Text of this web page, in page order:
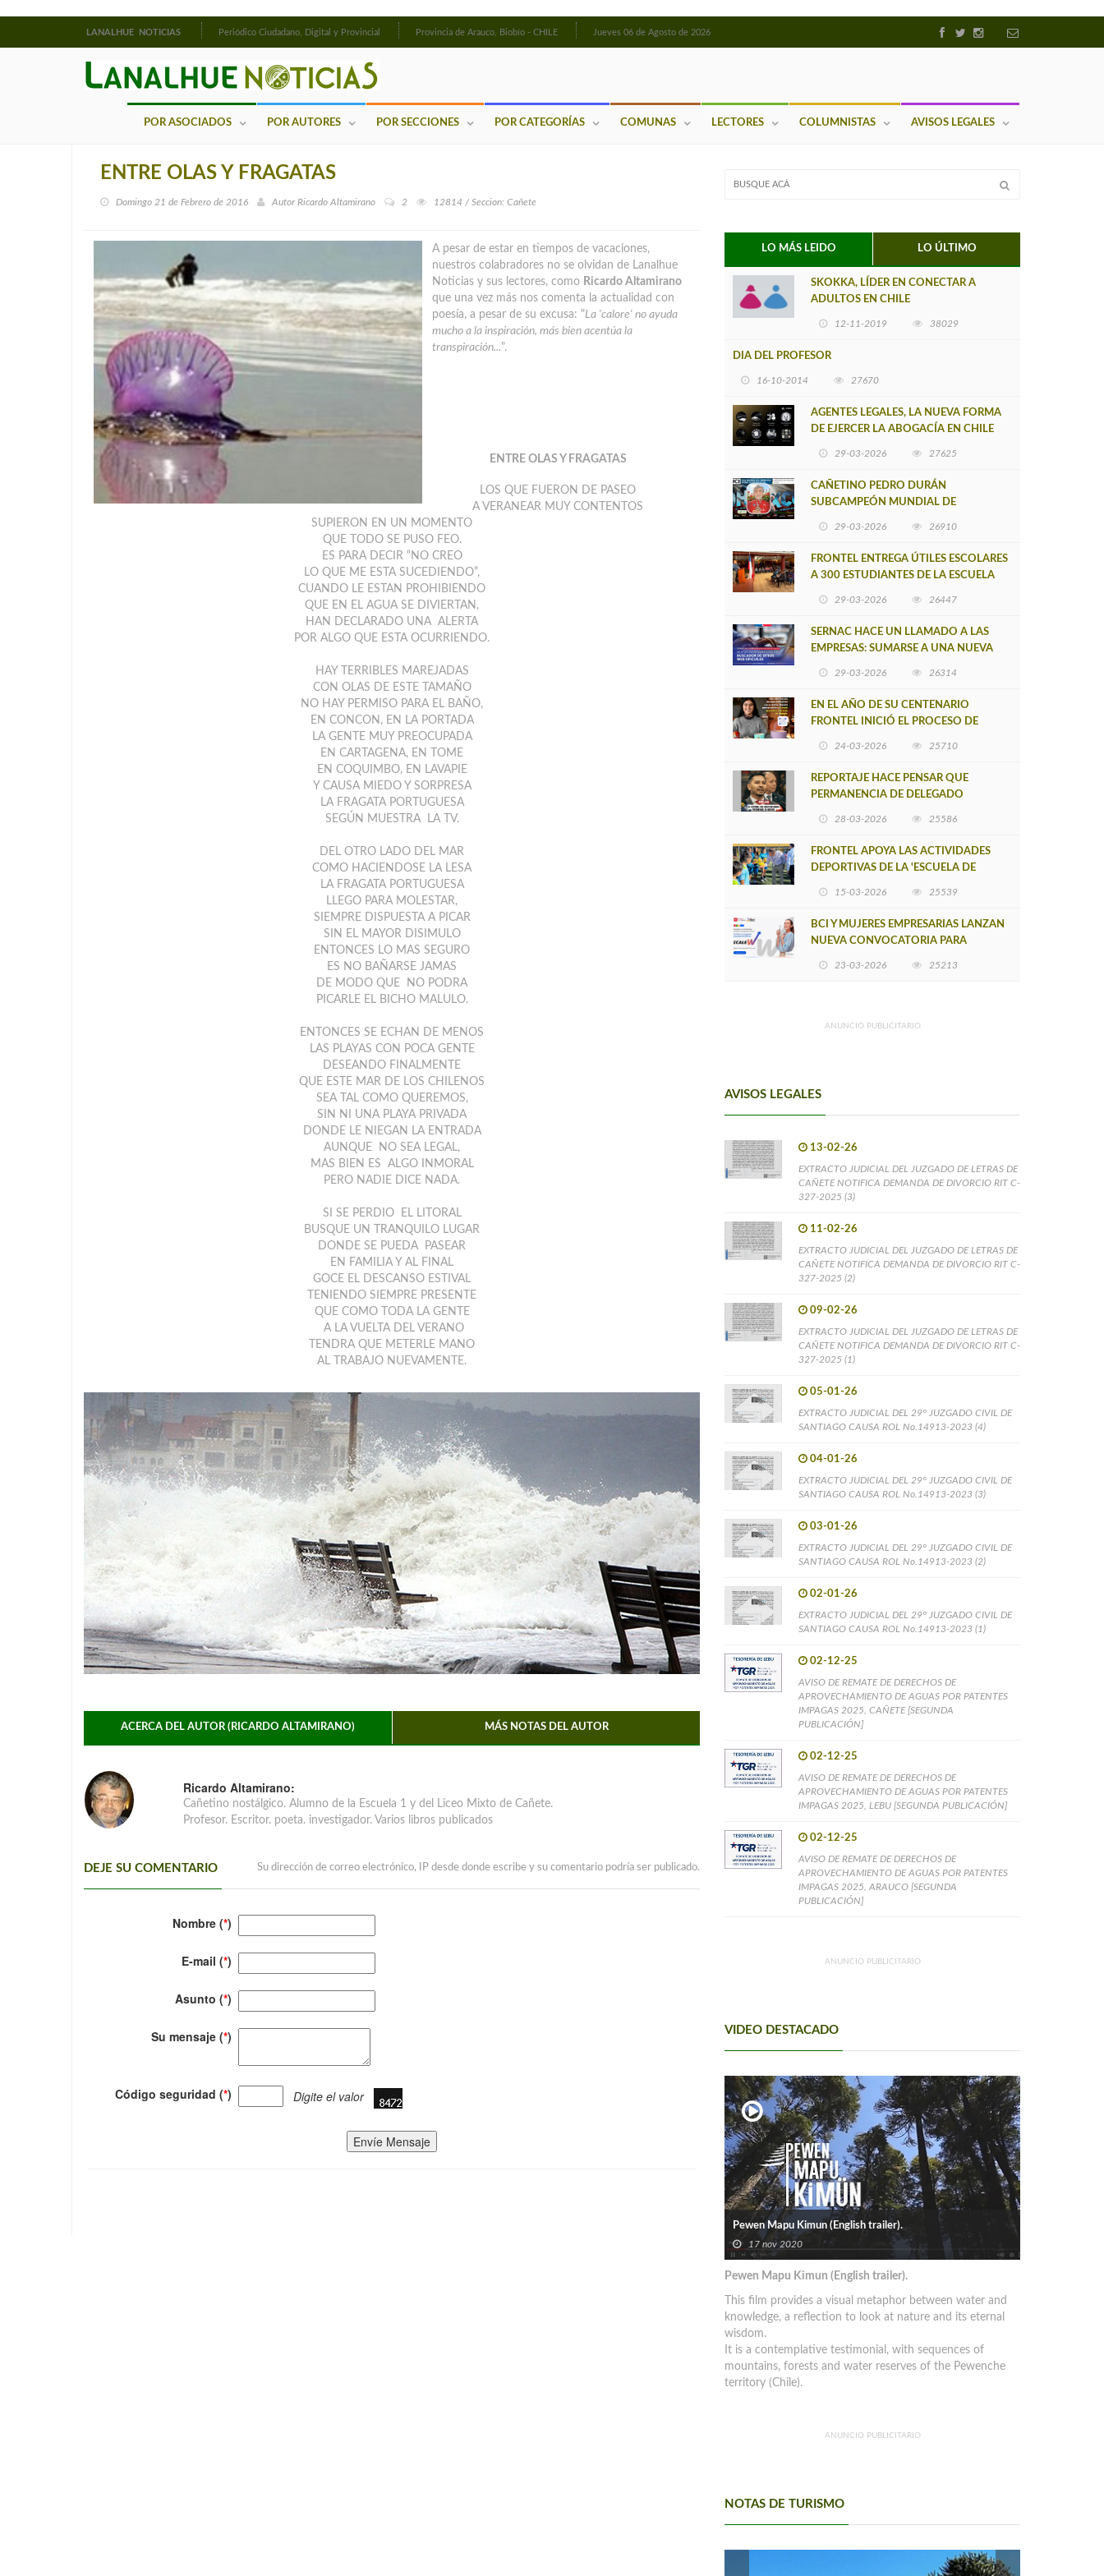
LANALHUE NOTICIAS Periódico Ciudadano, Digital y Provincial Provincia de Arauco, Biobío - CHILE Jueves 06 de Agosto de 2026
POR ASOCIADOS POR AUTORES POR SECCIONES POR CATEGORÍAS COMUNAS LECTORES COLUMNISTAS AVISOS LEGALES
ENTRE OLAS Y FRAGATAS
Domingo 21 de Febrero de 2016 Autor Ricardo Altamirano 2 12814 / Seccion: Cañete
A pesar de estar en tiempos de vacaciones,
nuestros colabradores no se olvidan de Lanalhue
Noticias y sus lectores, como Ricardo Altamirano
que una vez más nos comenta la actualidad con
poesía, a pesar de su excusa: "La 'calore' no ayuda
mucho a la inspiración, más bien acentúa la
transpiración...".
ENTRE OLAS Y FRAGATAS
LOS QUE FUERON DE PASEO
A VERANEAR MUY CONTENTOS
SUPIERON EN UN MOMENTO
QUE TODO SE PUSO FEO.
ES PARA DECIR “NO CREO
LO QUE ME ESTA SUCEDIENDO”,
CUANDO LE ESTAN PROHIBIENDO
QUE EN EL AGUA SE DIVIERTAN,
HAN DECLARADO UNA ALERTA
POR ALGO QUE ESTA OCURRIENDO.
HAY TERRIBLES MAREJADAS
CON OLAS DE ESTE TAMAÑO
NO HAY PERMISO PARA EL BAÑO,
EN CONCON, EN LA PORTADA
LA GENTE MUY PREOCUPADA
EN CARTAGENA, EN TOME
EN COQUIMBO, EN LAVAPIE
Y CAUSA MIEDO Y SORPRESA
LA FRAGATA PORTUGUESA
SEGÚN MUESTRA LA TV.
DEL OTRO LADO DEL MAR
COMO HACIENDOSE LA LESA
LA FRAGATA PORTUGUESA
LLEGO PARA MOLESTAR,
SIEMPRE DISPUESTA A PICAR
SIN EL MAYOR DISIMULO
ENTONCES LO MAS SEGURO
ES NO BAÑARSE JAMAS
DE MODO QUE NO PODRA
PICARLE EL BICHO MALULO.
ENTONCES SE ECHAN DE MENOS
LAS PLAYAS CON POCA GENTE
DESEANDO FINALMENTE
QUE ESTE MAR DE LOS CHILENOS
SEA TAL COMO QUEREMOS,
SIN NI UNA PLAYA PRIVADA
DONDE LE NIEGAN LA ENTRADA
AUNQUE NO SEA LEGAL,
MAS BIEN ES ALGO INMORAL
PERO NADIE DICE NADA.
SI SE PERDIO EL LITORAL
BUSQUE UN TRANQUILO LUGAR
DONDE SE PUEDA PASEAR
EN FAMILIA Y AL FINAL
GOCE EL DESCANSO ESTIVAL
TENIENDO SIEMPRE PRESENTE
QUE COMO TODA LA GENTE
A LA VUELTA DEL VERANO
TENDRA QUE METERLE MANO
AL TRABAJO NUEVAMENTE.
ACERCA DEL AUTOR (RICARDO ALTAMIRANO) MÁS NOTAS DEL AUTOR
Ricardo Altamirano:
Cañetino nostálgico. Alumno de la Escuela 1 y del Liceo Mixto de Cañete.
Profesor. Escritor. poeta. investigador. Varios libros publicados
DEJE SU COMENTARIO Su dirección de correo electrónico, IP desde donde escribe y su comentario podría ser publicado.
Nombre (*)
E-mail (*)
Asunto (*)
Su mensaje (*)
Código seguridad (*) Digite el valor
Envíe Mensaje
LO MÁS LEIDO LO ÚLTIMO
SKOKKA, LÍDER EN CONECTAR A
ADULTOS EN CHILE
12-11-2019 38029
DIA DEL PROFESOR
16-10-2014 27670
AGENTES LEGALES, LA NUEVA FORMA
DE EJERCER LA ABOGACÍA EN CHILE
29-03-2026 27625
CAÑETINO PEDRO DURÁN
SUBCAMPEÓN MUNDIAL DE
29-03-2026 26910
FRONTEL ENTREGA ÚTILES ESCOLARES
A 300 ESTUDIANTES DE LA ESCUELA
29-03-2026 26447
SERNAC HACE UN LLAMADO A LAS
EMPRESAS: SUMARSE A UNA NUEVA
29-03-2026 26314
EN EL AÑO DE SU CENTENARIO
FRONTEL INICIÓ EL PROCESO DE
24-03-2026 25710
REPORTAJE HACE PENSAR QUE
PERMANENCIA DE DELEGADO
28-03-2026 25586
FRONTEL APOYA LAS ACTIVIDADES
DEPORTIVAS DE LA 'ESCUELA DE
15-03-2026 25539
BCI Y MUJERES EMPRESARIAS LANZAN
NUEVA CONVOCATORIA PARA
23-03-2026 25213
ANUNCIO PUBLICITARIO
AVISOS LEGALES
13-02-26
EXTRACTO JUDICIAL DEL JUZGADO DE LETRAS DE
CAÑETE NOTIFICA DEMANDA DE DIVORCIO RIT C-
327-2025 (3)
11-02-26
EXTRACTO JUDICIAL DEL JUZGADO DE LETRAS DE
CAÑETE NOTIFICA DEMANDA DE DIVORCIO RIT C-
327-2025 (2)
09-02-26
EXTRACTO JUDICIAL DEL JUZGADO DE LETRAS DE
CAÑETE NOTIFICA DEMANDA DE DIVORCIO RIT C-
327-2025 (1)
05-01-26
EXTRACTO JUDICIAL DEL 29° JUZGADO CIVIL DE
SANTIAGO CAUSA ROL No.14913-2023 (4)
04-01-26
EXTRACTO JUDICIAL DEL 29° JUZGADO CIVIL DE
SANTIAGO CAUSA ROL No.14913-2023 (3)
03-01-26
EXTRACTO JUDICIAL DEL 29° JUZGADO CIVIL DE
SANTIAGO CAUSA ROL No.14913-2023 (2)
02-01-26
EXTRACTO JUDICIAL DEL 29° JUZGADO CIVIL DE
SANTIAGO CAUSA ROL No.14913-2023 (1)
02-12-25
AVISO DE REMATE DE DERECHOS DE
APROVECHAMIENTO DE AGUAS POR PATENTES
IMPAGAS 2025, CAÑETE [SEGUNDA
PUBLICACIÓN]
02-12-25
AVISO DE REMATE DE DERECHOS DE
APROVECHAMIENTO DE AGUAS POR PATENTES
IMPAGAS 2025, LEBU [SEGUNDA PUBLICACIÓN]
02-12-25
AVISO DE REMATE DE DERECHOS DE
APROVECHAMIENTO DE AGUAS POR PATENTES
IMPAGAS 2025, ARAUCO [SEGUNDA
PUBLICACIÓN]
ANUNCIO PUBLICITARIO
VIDEO DESTACADO
Pewen Mapu Kimun (English trailer).
17 nov 2020
Pewen Mapu Kimun (English trailer).
This film provides a visual metaphor between water and
knowledge, a reflection to look at nature and its eternal
wisdom.
It is a contemplative testimonial, with sequences of
mountains, forests and water reserves of the Pewenche
territory (Chile).
ANUNCIO PUBLICITARIO
NOTAS DE TURISMO